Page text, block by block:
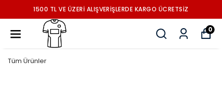
1500 TL VE ÜZERİ ALIŞVERİŞLERDE KARGO ÜCRETSİZ
0
Tüm Ürünler